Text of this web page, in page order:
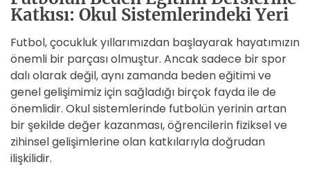
Katkısı: Okul Sistemlerindeki Yeri
Futbol, çocukluk yıllarımızdan başlayarak hayatımızın
önemli bir parçası olmuştur. Ancak sadece bir spor
dalı olarak değil, aynı zamanda beden eğitimi ve
genel gelişimimiz için sağladığı birçok fayda ile de
önemlidir. Okul sistemlerinde futbolün yerinin artan
bir şekilde değer kazanması, öğrencilerin fiziksel ve
zihinsel gelişimlerine olan katkılarıyla doğrudan
ilişkilidir.